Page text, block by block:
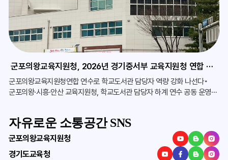
군포의왕교육지원청, 2026년 경기중서부 교육지원청 연합 학교도서관 담당자 하계 연수 진행
군포의왕교육지원청연합 연수로 학교도서관 담당자 역량 강화 나선다◦
군포의왕·시흥·안산 교육지원청, 학교도서관 담당자 하계 연수 공동 운영◦
자유로운 소통공간 SNS
군포의왕교육지원청
경기도교육청